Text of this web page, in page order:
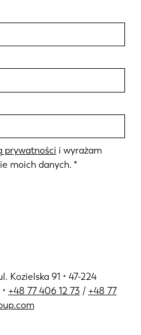
Kozielska 91 • 47-224
+48 77 406 12 73 / +48 77
prywatności i wyrażam
moich danych.